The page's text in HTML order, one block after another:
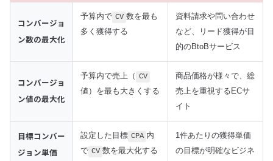
コンバージョ
ン数の最大化
予算内で CV 数を最も
多く獲得する
資料請求や問い合わせ
など、リード獲得が目
的のBtoBサービス
コンバージョ
ン値の最大化
予算内で売上（ CV
値）を最も大きくする
商品価格が様々で、総
売上を重視するECサ
イト
目標コンバー
ジョン単価
設定した目標 CPA 内
で CV 数を最大化する
1件あたりの獲得単価
の目標が明確なビジネ